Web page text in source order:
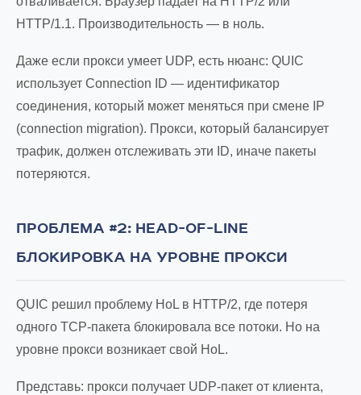
HTTP/1.1. Производительность — в ноль.
Даже если прокси умеет UDP, есть нюанс: QUIC
использует Connection ID — идентификатор
соединения, который может меняться при смене IP
(connection migration). Прокси, который балансирует
трафик, должен отслеживать эти ID, иначе пакеты
потеряются.
ПРОБЛЕМА #2: HEAD-OF-LINE
БЛОКИРОВКА НА УРОВНЕ ПРОКСИ
QUIC решил проблему HoL в HTTP/2, где потеря
одного TCP-пакета блокировала все потоки. Но на
уровне прокси возникает свой HoL.
Представь: прокси получает UDP-пакет от клиента,